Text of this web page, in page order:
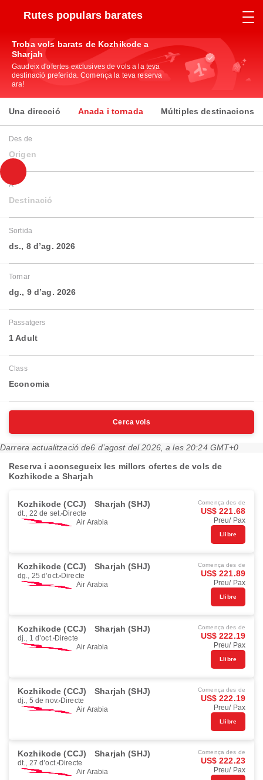
Rutes populars barates
Troba vols barats de Kozhikode a
Sharjah
Gaudeix d'ofertes exclusives de vols a la teva
destinació preferida. Comença la teva reserva
ara!
Una direcció Anada i tornada Múltiples destinacions
Des de
Origen
A
Destinació
Sortida
ds., 8 d’ag. 2026
Tornar
dg., 9 d’ag. 2026
Passatgers
1 Adult
Class
Economia
Cerca vols
Darrera actualització de6 d’agost del 2026, a les 20:24 GMT+0
Reserva i aconsegueix les millors ofertes de vols de
Kozhikode a Sharjah
Kozhikode (CCJ) Sharjah (SHJ)
dt., 22 de set. Directe
Air Arabia
Comença des de
US$ 221.68
Preu/ Pax
Llibre
Kozhikode (CCJ) Sharjah (SHJ)
dg., 25 d’oct. Directe
Air Arabia
Comença des de
US$ 221.89
Preu/ Pax
Llibre
Kozhikode (CCJ) Sharjah (SHJ)
dj., 1 d’oct. Directe
Air Arabia
Comença des de
US$ 222.19
Preu/ Pax
Llibre
Kozhikode (CCJ) Sharjah (SHJ)
dj., 5 de nov. Directe
Air Arabia
Comença des de
US$ 222.19
Preu/ Pax
Llibre
Kozhikode (CCJ) Sharjah (SHJ)
dt., 27 d’oct. Directe
Air Arabia
Comença des de
US$ 222.23
Preu/ Pax